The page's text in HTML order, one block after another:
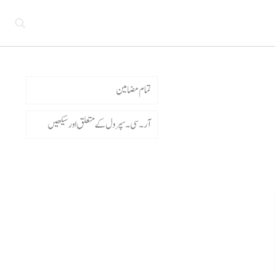
تمام مضامین
آر۔سی ۔سپرول کے متعلق اورسیکھیں